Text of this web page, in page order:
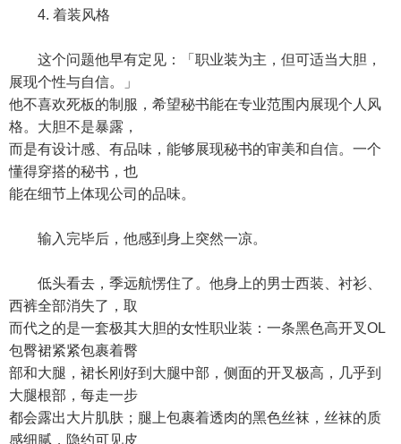
4. 着装风格
这个问题他早有定见：「职业装为主，但可适当大胆，
展现个性与自信。」
他不喜欢死板的制服，希望秘书能在专业范围内展现个人风
格。大胆不是暴露，
而是有设计感、有品味，能够展现秘书的审美和自信。一个
懂得穿搭的秘书，也
能在细节上体现公司的品味。
输入完毕后，他感到身上突然一凉。
低头看去，季远航愣住了。他身上的男士西装、衬衫、
西裤全部消失了，取
而代之的是一套极其大胆的女性职业装：一条黑色高开叉OL
包臀裙紧紧包裹着臀
部和大腿，裙长刚好到大腿中部，侧面的开叉极高，几乎到
大腿根部，每走一步
都会露出大片肌肤；腿上包裹着透肉的黑色丝袜，丝袜的质
感细腻，隐约可见皮